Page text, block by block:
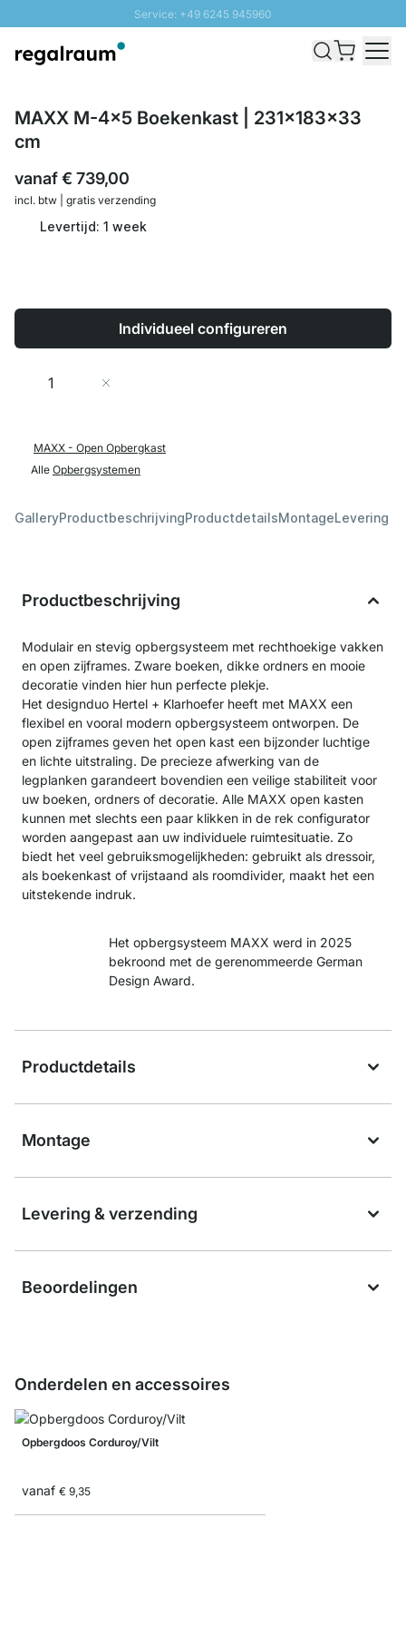
Service: +49 6245 945960
Snelle levering - Gratis verzending vanaf €100
MAXX M-4x5 Boekenkast | 231x183x33
cm
vanaf€ 739,00
incl. btw | gratis verzending
Levertijd: 1 week
Individueel configureren
Aantal
MAXX - Open Opbergkast
Alle Opbergsystemen
GalleryProductbeschrijvingProductdetailsMontageLevering
Productbeschrijving
Modulair en stevig opbergsysteem met rechthoekige vakken
en open zijframes. Zware boeken, dikke ordners en mooie
decoratie vinden hier hun perfecte plekje.
Het designduo Hertel + Klarhoefer heeft met MAXX een
flexibel en vooral modern opbergsysteem ontworpen. De
open zijframes geven het open kast een bijzonder luchtige
en lichte uitstraling. De precieze afwerking van de
legplanken garandeert bovendien een veilige stabiliteit voor
uw boeken, ordners of decoratie. Alle MAXX open kasten
kunnen met slechts een paar klikken in de rek configurator
worden aangepast aan uw individuele ruimtesituatie. Zo
biedt het veel gebruiksmogelijkheden: gebruikt als dressoir,
als boekenkast of vrijstaand als roomdivider, maakt het een
uitstekende indruk.
Het opbergsysteem MAXX werd in 2025
bekroond met de gerenommeerde German
Design Award.
Productdetails
Montage
Levering & verzending
Beoordelingen
Onderdelen en accessoires
Opbergdoos Corduroy/Vilt
vanaf € 9,35